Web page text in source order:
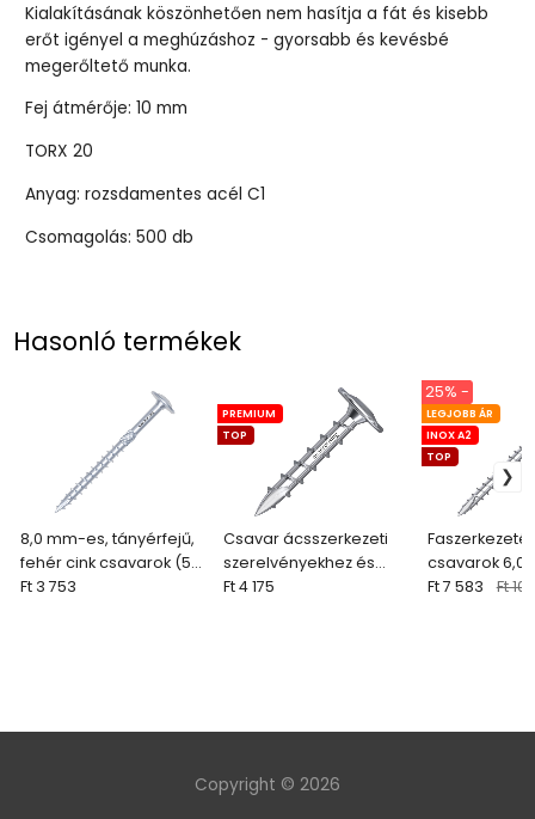
Kialakításának köszönhetően nem hasítja a fát és kisebb
erőt igényel a meghúzáshoz - gyorsabb és kevésbé
megerőltető munka.
Fej átmérője: 10 mm
TORX 20
Anyag: rozsdamentes acél C1
Csomagolás: 500 db
Hasonló termékek
8,0 mm-es, tányérfejű,
fehér cink csavarok (50
db + bit)
Ft 3 753
Csavar ácsszerkezeti
szerelvényekhez és
kerítésekhez 8x40 mm,
PREMIUM
TOP
Ft 4 175
csavarok 6,0
LEGJOBB ÁR
INOX A2
TOP
25% -
Ft 7 583 Ft 10
Copyright © 2026